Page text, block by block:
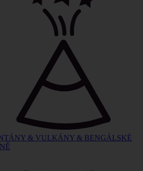
& VULKÁNY & BENGÁLSKÉ